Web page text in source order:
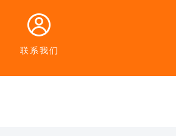
联系我们